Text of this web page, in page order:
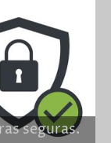
seguras.